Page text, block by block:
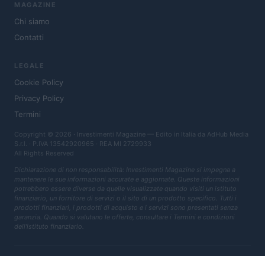
MAGAZINE
Chi siamo
Contatti
LEGALE
Cookie Policy
Privacy Policy
Termini
Copyright © 2026 · Investimenti Magazine — Edito in Italia da AdHub Media
S.r.l. · P.IVA 13542920965 · REA MI 2729933
All Rights Reserved
Dichiarazione di non responsabilità: Investimenti Magazine si impegna a
mantenere le sue informazioni accurate e aggiornate. Queste informazioni
potrebbero essere diverse da quelle visualizzate quando visiti un istituto
finanziario, un fornitore di servizi o il sito di un prodotto specifico. Tutti i
prodotti finanziari, i prodotti di acquisto e i servizi sono presentati senza
garanzia. Quando si valutano le offerte, consultare i Termini e condizioni
dell'istituto finanziario.